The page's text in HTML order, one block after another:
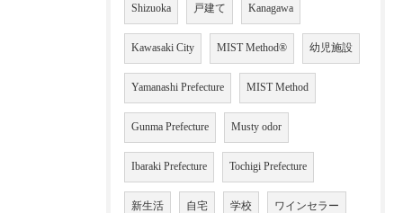
Shizuoka 戸建て Kanagawa
Kawasaki City MIST Method® 幼児施設
Yamanashi Prefecture MIST Method
Gunma Prefecture Musty odor
Ibaraki Prefecture Tochigi Prefecture
新生活 自宅 学校 ワインセラー